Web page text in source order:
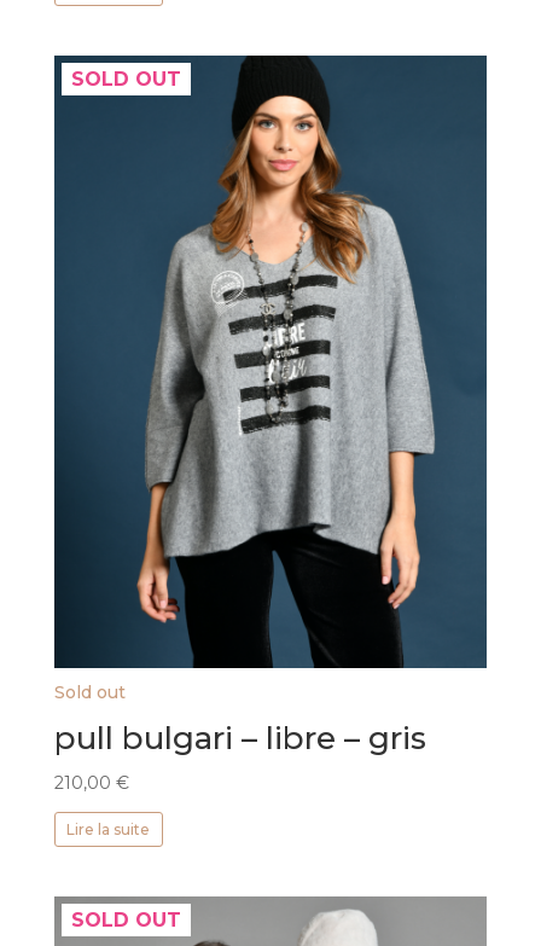
SOLD OUT
Sold out
pull bulgari – libre – gris
210,00 €
Lire la suite
SOLD OUT